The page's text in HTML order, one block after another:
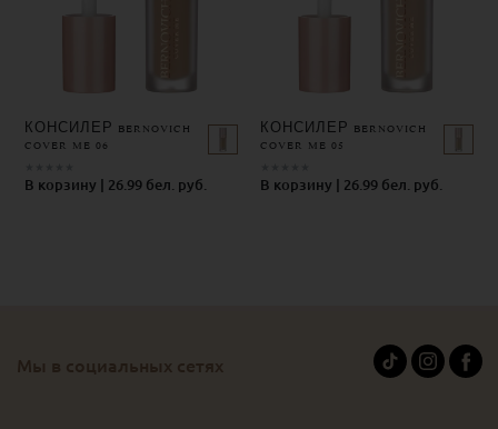
КОНСИЛЕР BERNOVICH
COVER ME 06
В корзину | 26.99 бел. руб.
КОНСИЛЕР BERNOVICH
COVER ME 05
В корзину | 26.99 бел. руб.
Мы в социальных сетях